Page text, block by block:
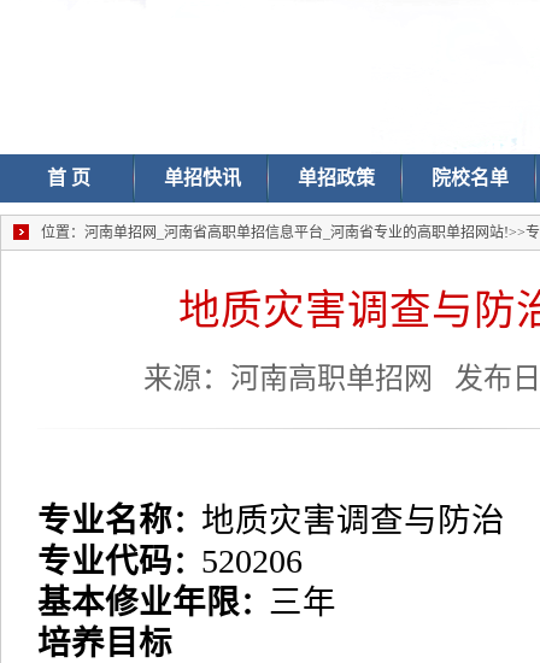
首 页 单招快讯 单招政策 院校名单
位置： 河南单招网_河南省高职单招信息平台_河南省专业的高职单招网站!>>
地质灾害调查与防
来源：河南高职单招网 发布
专业名称： 地质灾害调查与防治
专业代码： 520206
基本修业年限： 三年
培养目标